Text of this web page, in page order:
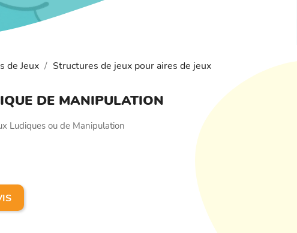
de Jeux
Structures de jeux pour aires de jeux
DE MANIPULATION
Ludiques ou de Manipulation